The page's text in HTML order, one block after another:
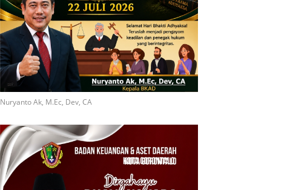
Nuryanto Ak, M.Ec, Dev, CA